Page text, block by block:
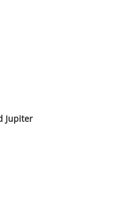
Jupiter